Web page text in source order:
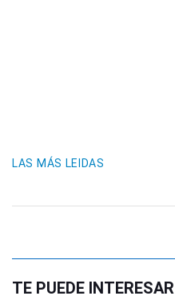
LAS MÁS LEIDAS
TE PUEDE INTERESAR